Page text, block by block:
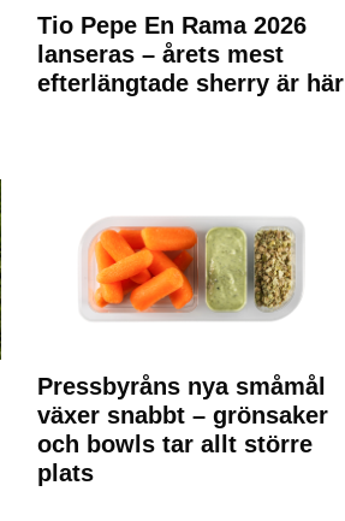
Tio Pepe En Rama 2026
lanseras – årets mest
efterlängtade sherry är här
Pressbyråns nya småmål
växer snabbt – grönsaker
och bowls tar allt större
plats